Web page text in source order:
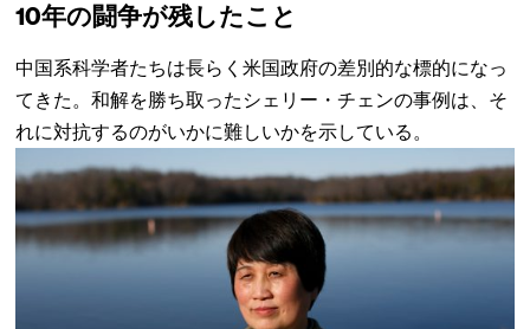
10年の闘争が残したこと
中国系科学者たちは長らく米国政府の差別的な標的になっ
てきた。和解を勝ち取ったシェリー・チェンの事例は、そ
れに対抗するのがいかに難しいかを示している。